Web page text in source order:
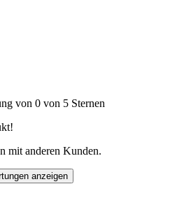
von 0 von 5 Sternen
mit anderen Kunden.
anzeigen